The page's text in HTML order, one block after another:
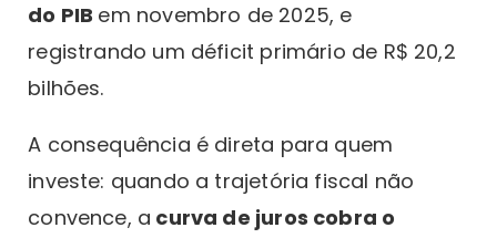
do PIB em novembro de 2025, e
registrando um déficit primário de R$ 20,2
bilhões.
A consequência é direta para quem
investe: quando a trajetória fiscal não
convence, a curva de juros cobra o